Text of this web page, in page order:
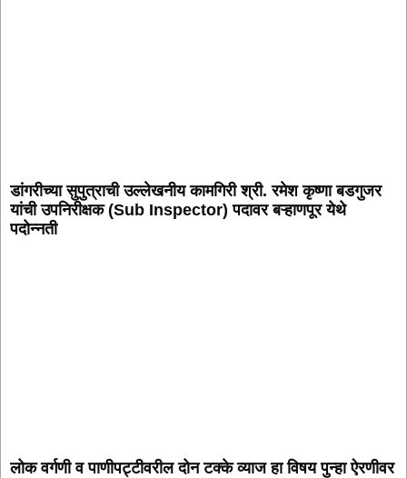
डांगरीच्या सुपुत्राची उल्लेखनीय कामगिरी श्री. रमेश कृष्णा बडगुजर
यांची उपनिरीक्षक (Sub Inspector) पदावर बऱ्हाणपूर येथे
पदोन्नती
लोक वर्गणी व पाणीपट्टीवरील दोन टक्के व्याज हा विषय पुन्हा ऐरणीवर